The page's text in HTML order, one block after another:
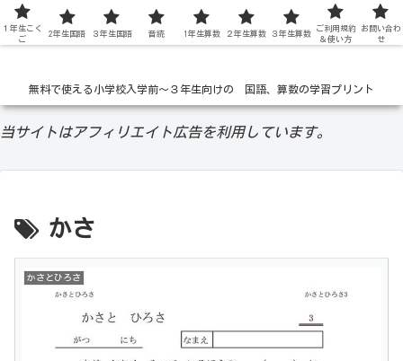
低学年の無料学習ドリル
無料で使える小学校入学前〜３年生向けの 国語、算数の学習プリント
当サイトはアフィリエイト広告を利用しています。
かさ
かさとひろさ
１年生こく
ご
2年生国語 ３年生国語 音読 1年生算数 ２年生算数 ３年生算数
ご利用規約
＆使い方
お問い合わ
せ